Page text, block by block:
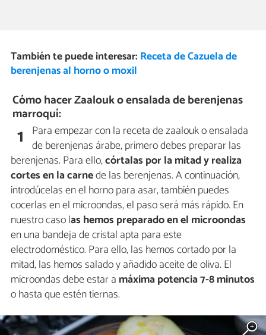
También te puede interesar: Receta de Cazuela de
berenjenas al horno o moxil
Cómo hacer Zaalouk o ensalada de berenjenas
marroquí:
1 Para empezar con la receta de zaalouk o ensalada
de berenjenas árabe, primero debes preparar las
berenjenas. Para ello,córtalas por la mitad y realiza
cortes en la carnede las berenjenas. A continuación,
introdúcelas en el horno para asar, también puedes
cocerlas en el microondas, el paso será más rápido. En
nuestro caso las hemos preparado en el microondas
en una bandeja de cristal apta para este
electrodoméstico. Para ello, las hemos cortado por la
mitad, las hemos salado y añadido aceite de oliva. El
microondas debe estar a máxima potencia 7-8 minutos
o hasta que estén tiernas.